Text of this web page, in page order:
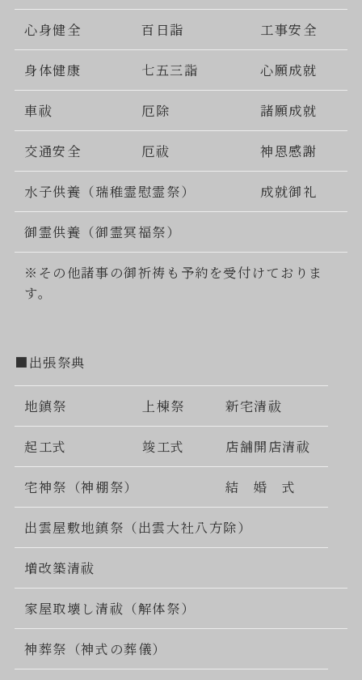
心身健全 百日詣 工事安全
身体健康 七五三詣 心願成就
車祓 厄除 諸願成就
交通安全 厄祓 神恩感謝
水子供養（瑞稚霊慰霊祭） 成就御礼
御霊供養（御霊冥福祭）
※その他諸事の御祈祷も予約を受付けておりま
す。
■出張祭典
地鎮祭 上棟祭 新宅清祓
起工式 竣工式 店舗開店清祓
宅神祭（神棚祭） 結 婚 式
出雲屋敷地鎮祭（出雲大社八方除）
増改築清祓
家屋取壊し清祓（解体祭）
神葬祭（神式の葬儀）